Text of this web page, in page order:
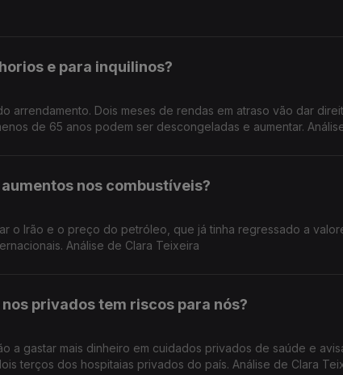
e para inquilinos?
arrendamento. Dois meses de rendas em atraso vão dar
de 65 anos podem ser descongeladas e aumentar.
nos combustíveis?
o preço do petróleo, que já tinha regressado a valores pré-guerra, está
Análise de Clara Teixeira
privados tem riscos para nós?
a gastar mais dinheiro em cuidados privados de saúde e
terços dos hospitaias privados do país. Análise de Clara